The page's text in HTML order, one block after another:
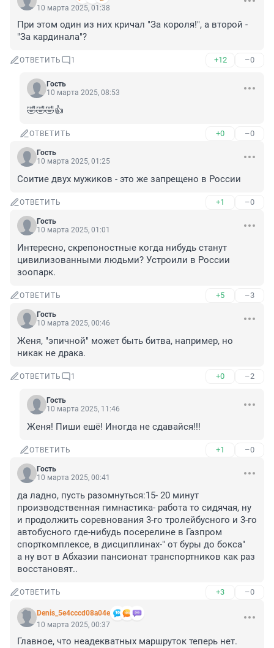
10 марта 2025, 01:38
При этом один из них кричал "За короля!", а второй -
"За кардинала"?
ОТВЕТИТЬ 1 +12 –0
Гость
10 марта 2025, 08:53
🤣🤣🤣👍
ОТВЕТИТЬ +0 –0
Гость
10 марта 2025, 01:25
Соитие двух мужиков - это же запрещено в России
ОТВЕТИТЬ +1 –0
Гость
10 марта 2025, 01:01
Интересно, скрепоностные когда нибудь станут
цивилизованными людьми? Устроили в России
зоопарк.
ОТВЕТИТЬ +5 –3
Гость
10 марта 2025, 00:46
Женя, "эпичной" может быть битва, например, но
никак не драка.
ОТВЕТИТЬ 1 +0 –2
Гость
10 марта 2025, 11:46
Женя! Пиши ешё! Иногда не сдавайся!!!
ОТВЕТИТЬ +1 –0
Гость
10 марта 2025, 00:41
да ладно, пусть разомнуться:15- 20 минут
производственная гимнастика- работа то сидячая, ну
и продолжить соревнования 3-го тролейбусного и 3-го
автобусного где-нибудь посерелине в Газпром
спорткомплексе, в дисциплинах-" от буры до бокса"
а ну вот в Абхазии пансионат транспортников как раз
восстановят..
ОТВЕТИТЬ +3 –0
Denis_5e4cccd08a04e
10 марта 2025, 00:37
Главное, что неадекватных маршруток теперь нет.